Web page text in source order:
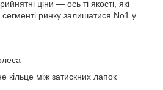
ціни — ось ті якості, які
ринку залишатися No1 у
кільце між затискних лапок